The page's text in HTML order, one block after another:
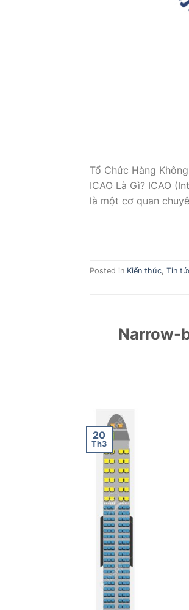
Tổ Chức Hàng
ICAO Là Gì? ICAO
là một cơ quan
Posted in Kiến thức Tin
Narrow-
20
Th3